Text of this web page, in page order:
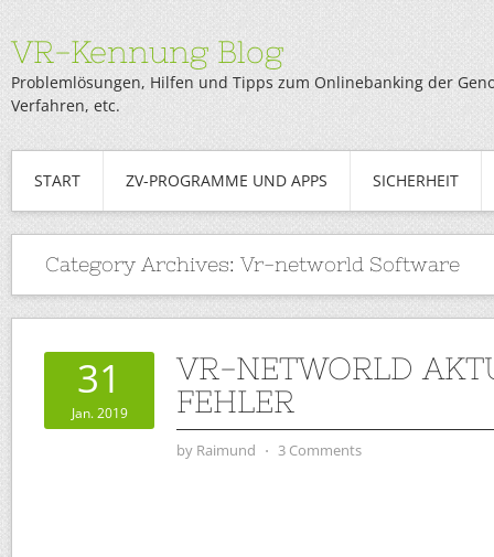
VR-Kennung Blog
Problemlösungen, Hilfen und Tipps zum Onlinebanking der
Verfahren, etc.
START ZV-PROGRAMME UND APPS SICHERHEIT
Category Archives: Vr-networld Software
31
Jan. 2019
VR-NETWORLD
FEHLER
by Raimund ⋅ 3 Comments